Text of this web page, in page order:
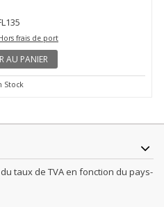
frais de port
AU PANIER
Stock
taux de TVA en fonction du pays-